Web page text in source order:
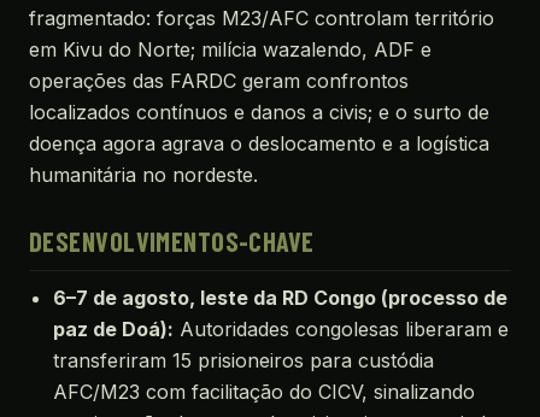
fragmentado: forças M23/AFC controlam território
em Kivu do Norte; milícia wazalendo, ADF e
operações das FARDC geram confrontos
localizados contínuos e danos a civis; e o surto de
doença agora agrava o deslocamento e a logística
humanitária no nordeste.
DESENVOLVIMENTOS-CHAVE
6–7 de agosto, leste da RD Congo (processo de
paz de Doá): Autoridades congolesas liberaram e
transferiram 15 prisioneiros para custódia
AFC/M23 com facilitação do CICV, sinalizando